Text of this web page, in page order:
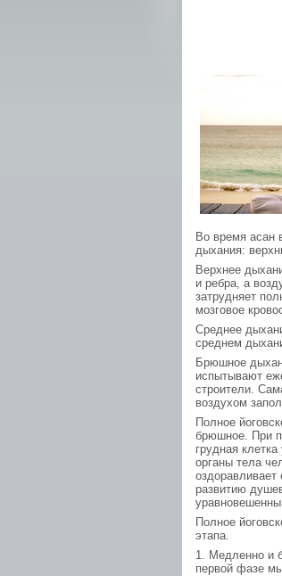
Во время асан
дыхания:
Верхнее
и ребра, а
затрудняет
мозговое
Среднее
среднем
Брюшное
испытывают
строители.
воздухом
Полное
брюшное. При
грудная
органы тела
оздоравливает
развитию
Полное
этапа.
1. Медленно и
первой фазе